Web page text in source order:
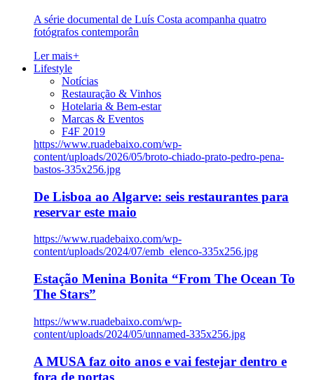
A série documental de Luís Costa acompanha quatro
fotógrafos contemporân
Ler mais+
Lifestyle
Notícias
Restauração & Vinhos
Hotelaria & Bem-estar
Marcas & Eventos
F4F 2019
https://www.ruadebaixo.com/wp-
content/uploads/2026/05/broto-chiado-prato-pedro-pena-
bastos-335x256.jpg
De Lisboa ao Algarve: seis restaurantes para
reservar este maio
https://www.ruadebaixo.com/wp-
content/uploads/2024/07/emb_elenco-335x256.jpg
Estação Menina Bonita “From The Ocean To
The Stars”
https://www.ruadebaixo.com/wp-
content/uploads/2024/05/unnamed-335x256.jpg
A MUSA faz oito anos e vai festejar dentro e
fora de portas